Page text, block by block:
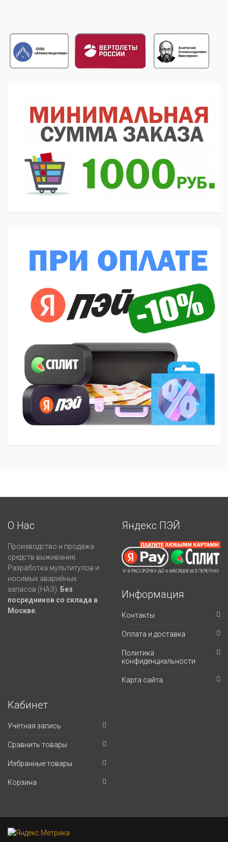
О Нас
Производство и продажа
средств выживания.
Разработка мультитулов и
носимых аварийных
запасов (НАЗ).
Без
посредников со склада в
Москве.
Яндекс ПЭЙ
Информация
Контакты
Оплата и доставка
Политика
конфиденциальности
Карта сайта
Кабинет
Учётная запись
Сравнить товары
Избранные товары
Корзина